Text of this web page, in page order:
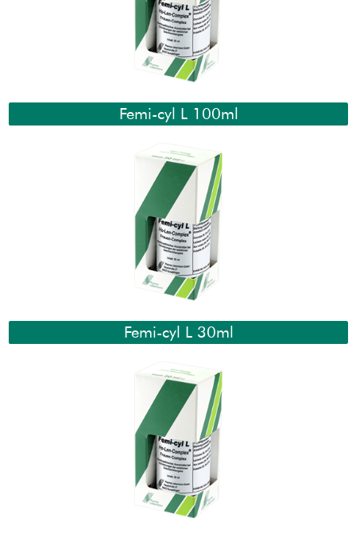
Femi-cyl L 100ml
Femi-cyl L 30ml